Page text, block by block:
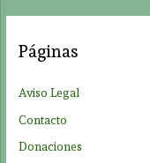
r
:
Páginas
Aviso Legal
Contacto
Donaciones